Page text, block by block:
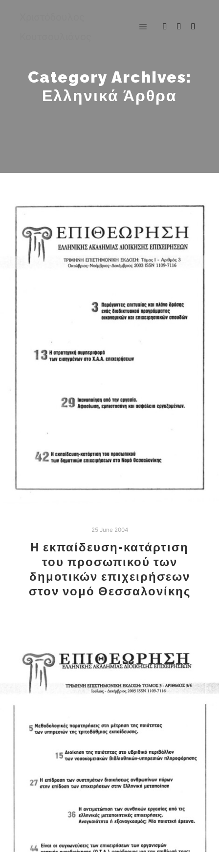
Category Archives:
Ελληνικά Άρθρα
25 June 2004
Η εκπαίδευση-κατάρτιση
του προσωπικού των
δημοτικών επιχειρήσεων
στον νομό Θεσσαλονίκης